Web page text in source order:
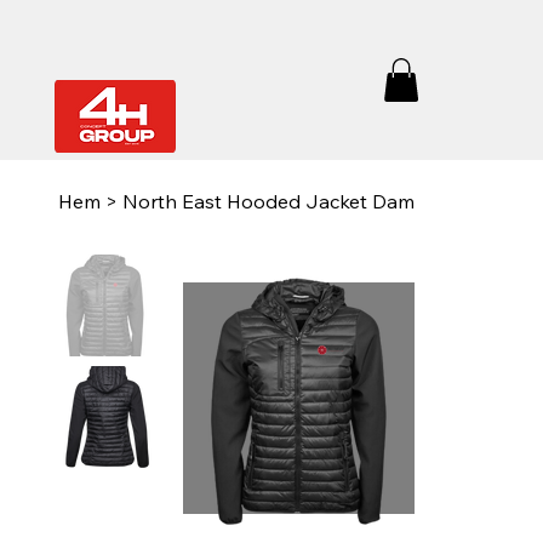
Hem > North East Hooded Jacket Dam